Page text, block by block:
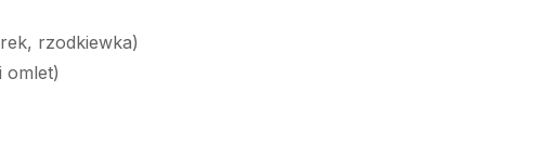
rzodkiewka)
omlet)